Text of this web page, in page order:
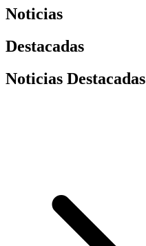
Noticias
Destacadas
Noticias Destacadas